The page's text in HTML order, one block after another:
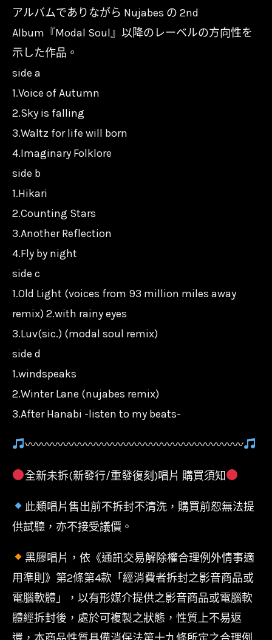
アルバムでありながら Nujabes の 2nd
Album『Modal Soul』以降のレーベルの方向性を
示した作品。
side a
1.Voice of Autumn
2.Sky is falling
3.Waltz for life will born
4.Imaginary Folklore
side b
1.Hikari
2.Counting Stars
3.Another Reflection
4.Fly by night
side c
1.Old Light (voices from 93 million miles away
remix) 2.with rainy eyes
3.Luv(sic.) (modal soul remix)
side d
1.windspeaks
2.Winter Lane (nujabes remix)
3.After Hanabi -listen to my beats-
〰〰〰〰〰〰〰〰〰〰〰〰〰〰〰〰〰〰〰〰
全新未拆(新發行/重發復刻)唱片 購買須知
此類唱片售出前不拆封不清洗，購買前恕無法提
供試聽，亦不接受議價。
黑膠唱片，依《通訊交易解除權合理例外情事適
用準則》第2條第4款「經消費者拆封之影音商品或
電腦軟體」，以有形媒介提供之影音商品或電腦軟
體經拆封後，處於可複製之狀態，性質上不易返